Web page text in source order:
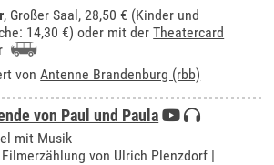
, Großer Saal, 28,50 € (Kinder und
14,30 €) oder mit derTheatercard
vonAntenne Brandenburg (rbb)
von Paul und Paula
mit Musik
von Ulrich Plenzdorf |